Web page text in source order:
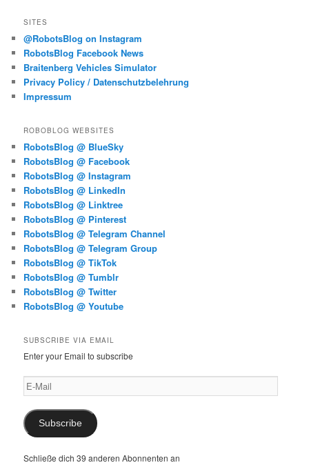
SITES
@RobotsBlog on Instagram
RobotsBlog Facebook News
Braitenberg Vehicles Simulator
Privacy Policy / Datenschutzbelehrung
Impressum
ROBOBLOG WEBSITES
RobotsBlog @ BlueSky
RobotsBlog @ Facebook
RobotsBlog @ Instagram
RobotsBlog @ LinkedIn
RobotsBlog @ Linktree
RobotsBlog @ Pinterest
RobotsBlog @ Telegram Channel
RobotsBlog @ Telegram Group
RobotsBlog @ TikTok
RobotsBlog @ Tumblr
RobotsBlog @ Twitter
RobotsBlog @ Youtube
SUBSCRIBE VIA EMAIL
Enter your Email to subscribe
E-
Mail
Subscribe
Schließe dich 39 anderen Abonnenten an